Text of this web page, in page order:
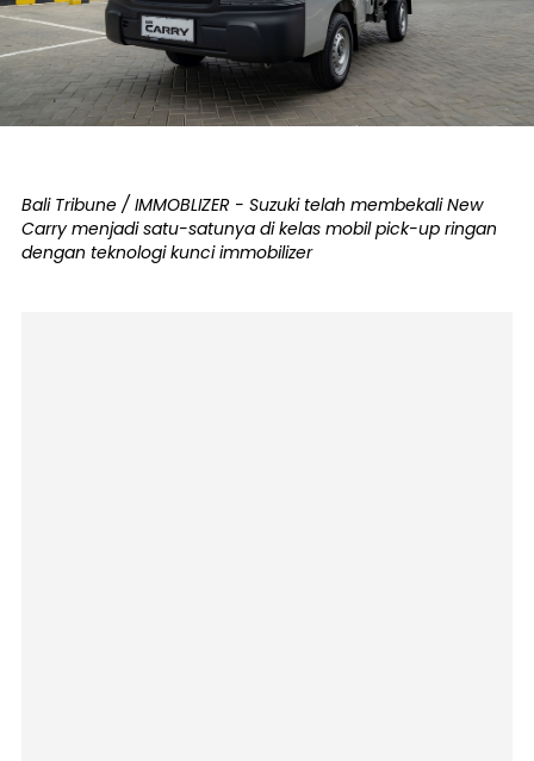
Bali Tribune / IMMOBLIZER - Suzuki telah membekali New
Carry menjadi satu-satunya di kelas mobil pick-up ringan
dengan teknologi kunci immobilizer